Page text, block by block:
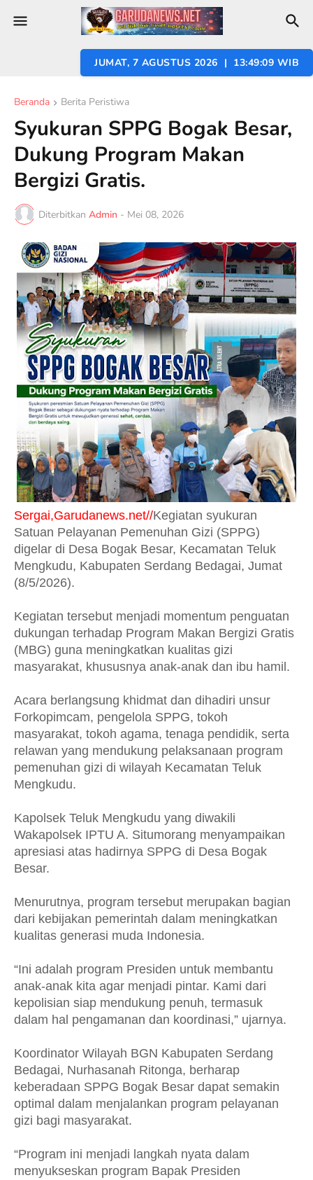
JUMAT, 7 AGUSTUS 2026 | 13:49:10 WIB
Beranda Berita Peristiwa
Syukuran SPPG Bogak Besar,
Dukung Program Makan
Bergizi Gratis.
Diterbitkan Admin - Mei 08, 2026
Sergai,Garudanews.net//Kegiatan syukuran
Satuan Pelayanan Pemenuhan Gizi (SPPG)
digelar di Desa Bogak Besar, Kecamatan Teluk
Mengkudu, Kabupaten Serdang Bedagai, Jumat
(8/5/2026).
Kegiatan tersebut menjadi momentum penguatan
dukungan terhadap Program Makan Bergizi Gratis
(MBG) guna meningkatkan kualitas gizi
masyarakat, khususnya anak-anak dan ibu hamil.
Acara berlangsung khidmat dan dihadiri unsur
Forkopimcam, pengelola SPPG, tokoh
masyarakat, tokoh agama, tenaga pendidik, serta
relawan yang mendukung pelaksanaan program
pemenuhan gizi di wilayah Kecamatan Teluk
Mengkudu.
Kapolsek Teluk Mengkudu yang diwakili
Wakapolsek IPTU A. Situmorang menyampaikan
apresiasi atas hadirnya SPPG di Desa Bogak
Besar.
Menurutnya, program tersebut merupakan bagian
dari kebijakan pemerintah dalam meningkatkan
kualitas generasi muda Indonesia.
“Ini adalah program Presiden untuk membantu
anak-anak kita agar menjadi pintar. Kami dari
kepolisian siap mendukung penuh, termasuk
dalam hal pengamanan dan koordinasi,” ujarnya.
Koordinator Wilayah BGN Kabupaten Serdang
Bedagai, Nurhasanah Ritonga, berharap
keberadaan SPPG Bogak Besar dapat semakin
optimal dalam menjalankan program pelayanan
gizi bagi masyarakat.
“Program ini menjadi langkah nyata dalam
menyukseskan program Bapak Presiden